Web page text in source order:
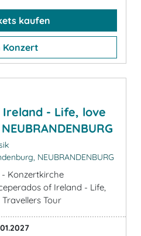
kaufen
Konzert
- Life, love
NEUBRANDENBURG
- Konzertkirche
of Ireland - Life,
Tour